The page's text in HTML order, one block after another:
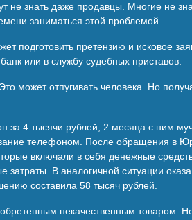
не знать даже продавцы. Многие не
заниматься этой проблемой.
подготовить претензию и исковое
или в службу судебных приставов.
может отпугивать человека. Но
за 4 тысячи рублей, 2 месяца с ним
телефоном. После обращения в
включали в себя денежные
В аналогичной ситуации
составила 58 тысяч рублей.
некачественным товаром. Не